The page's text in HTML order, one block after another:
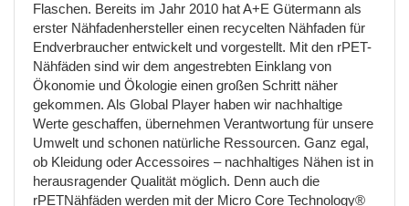
Flaschen. Bereits im Jahr 2010 hat A+E Gütermann als
erster Nähfadenhersteller einen recycelten Nähfaden für
Endverbraucher entwickelt und vorgestellt. Mit den rPET-
Nähfäden sind wir dem angestrebten Einklang von
Ökonomie und Ökologie einen großen Schritt näher
gekommen. Als Global Player haben wir nachhaltige
Werte geschaffen, übernehmen Verantwortung für unsere
Umwelt und schonen natürliche Ressourcen. Ganz egal,
ob Kleidung oder Accessoires – nachhaltiges Nähen ist in
herausragender Qualität möglich. Denn auch die
rPETNähfäden werden mit der Micro Core Technology®